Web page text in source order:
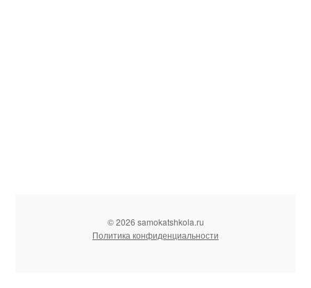
© 2026 samokatshkola.ru
Политика конфиденциальности